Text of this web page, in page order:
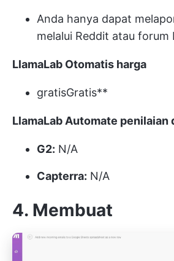
Anda hanya dapat
melalui Reddit atau forum
LlamaLab Otomatis harga
gratisGratis**
LlamaLab Automate penilaian
G2: N/A
Capterra: N/A
4. Membuat